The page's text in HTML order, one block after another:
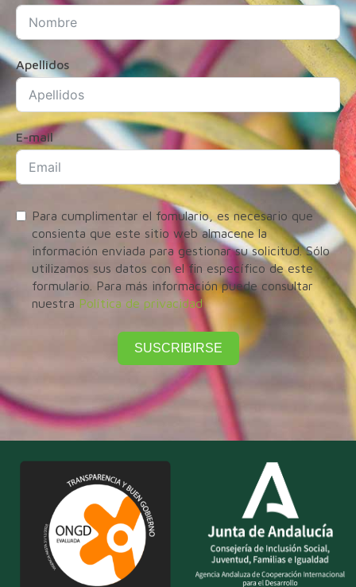
Apellidos
E-mail
Para cumplimentar el fomulario, es necesario que
consienta que este sitio web almacene la
información enviada para gestionar su solicitud. Sólo
utilizamos sus datos con el fin específico de este
formulario. Para más información puede consultar
nuestra Política de privacidad
SUSCRIBIRSE